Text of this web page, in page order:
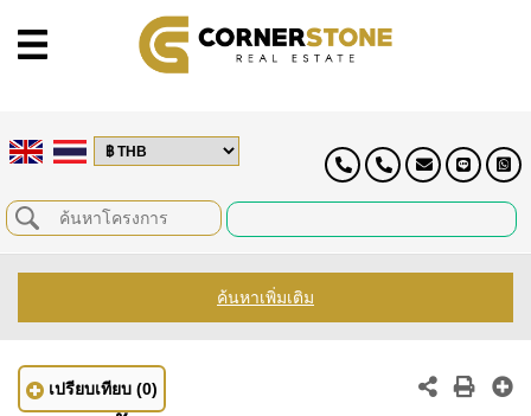
ค้นหาเพิ่มเติม
เปรียบเทียบ (0)